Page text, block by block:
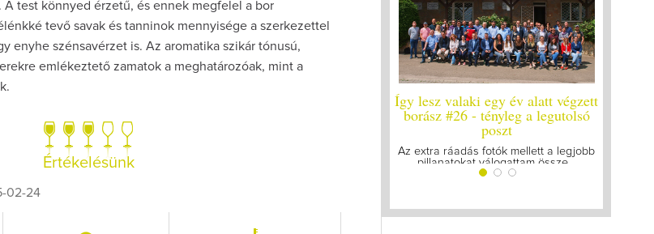
A test könnyed érzetű, és ennek megfelel a bor
tevő savak és tanninok mennyisége a szerkezettel
enyhe szénsavérzet is. Az aromatika szikár tónusú,
emlékeztető zamatok a meghatározóak, mint a
Értékelésünk
02-24
Így lesz valaki egy év alatt végzett
borász #26 - tényleg a legutolsó
poszt
Az extra ráadás fotók mellett a legjobb
pillanatokat válogattam össze...